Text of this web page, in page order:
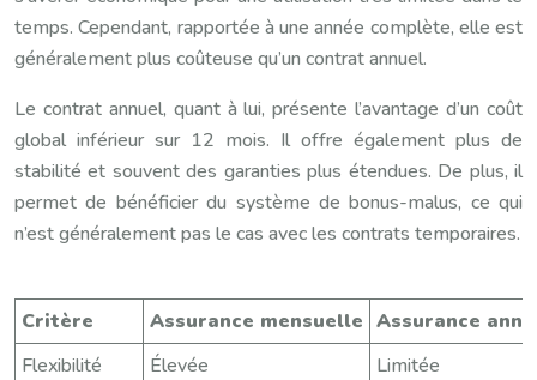
temps. Cependant, rapportée à une année complète, elle est
généralement plus coûteuse qu’un contrat annuel.
Le contrat annuel, quant à lui, présente l’avantage d’un coût
global inférieur sur 12 mois. Il offre également plus de
stabilité et souvent des garanties plus étendues. De plus, il
permet de bénéficier du système de bonus-malus, ce qui
n’est généralement pas le cas avec les contrats temporaires.
Critère Assurance mensuelle Assurance
Flexibilité
Élevée
Limitée